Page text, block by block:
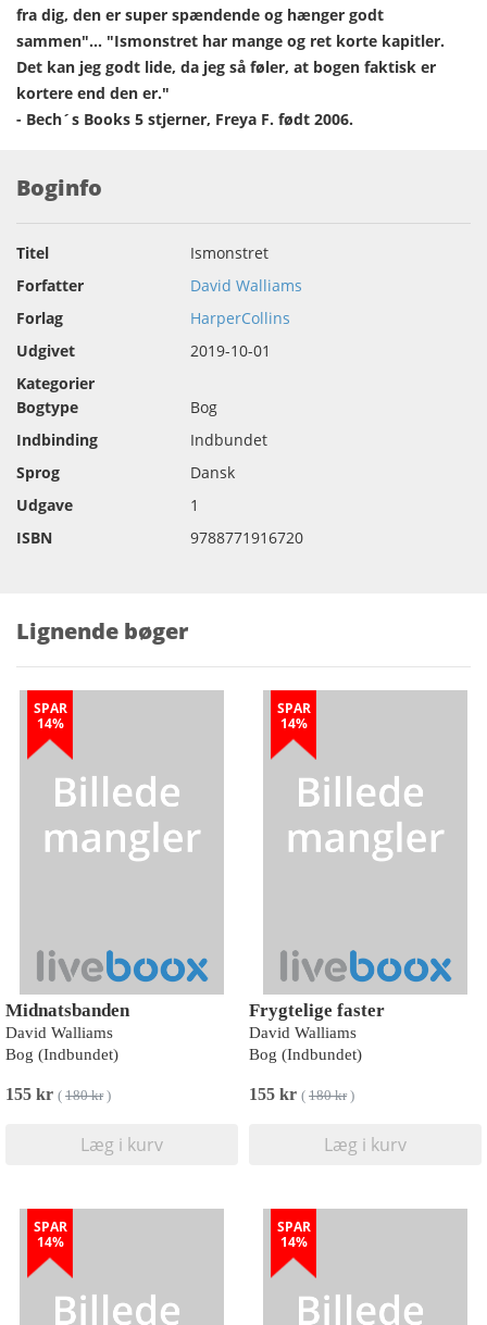
fra dig, den er super spændende og hænger godt
sammen"... "Ismonstret har mange og ret korte kapitler.
Det kan jeg godt lide, da jeg så føler, at bogen faktisk er
kortere end den er."
- Bech´s Books 5 stjerner, Freya F. født 2006.
Boginfo
Titel
Ismonstret
Forfatter
David Walliams
Forlag
HarperCollins
Udgivet
2019-10-01
Kategorier
Bogtype
Bog
Indbinding
Indbundet
Sprog
Dansk
Udgave
1
ISBN
9788771916720
Lignende bøger
SPAR
14%
Midnatsbanden
David Walliams
Bog (Indbundet)
155 kr ( 180 kr)
Læg i kurv
SPAR
14%
Frygtelige faster
David Walliams
Bog (Indbundet)
155 kr ( 180 kr)
Læg i kurv
SPAR
14%
SPAR
14%